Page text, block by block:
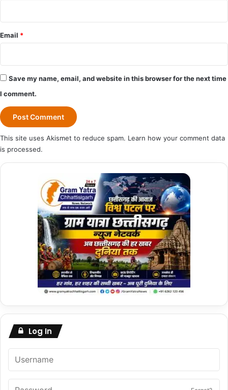
Email *
Save my name, email, and website in this browser for the next time
I comment.
This site uses Akismet to reduce spam. Learn how your comment data
is processed.
Log In